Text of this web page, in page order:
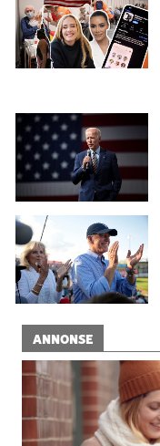
ANNONSE